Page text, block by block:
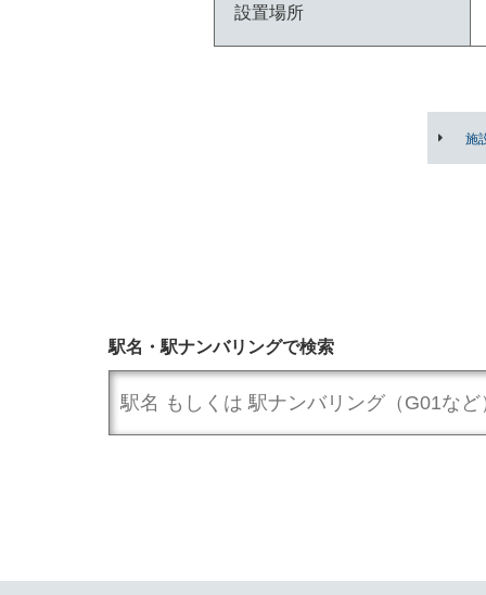
設置場所
施
駅名・駅ナンバリングで検索